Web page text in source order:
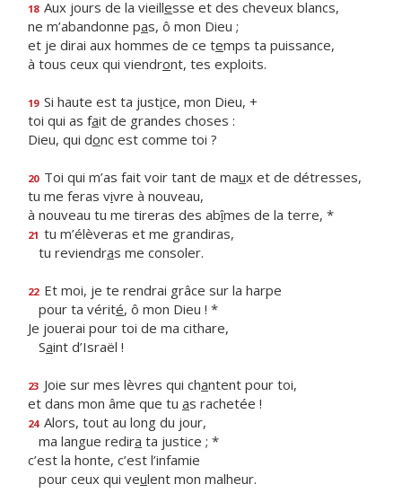
18 Aux jours de la vieillesse et des cheveux blancs,
ne m’abandonne pas, ô mon Dieu ;
et je dirai aux hommes de ce temps ta puissance,
à tous ceux qui viendront, tes exploits.
19 Si haute est ta justice, mon Dieu, +
toi qui as fait de grandes choses :
Dieu, qui donc est comme toi ?
20 Toi qui m’as fait voir tant de maux et de détresses,
tu me feras vivre à nouveau,
à nouveau tu me tireras des abîmes de la terre, *
21 tu m’élèveras et me grandiras,
tu reviendras me consoler.
22 Et moi, je te rendrai grâce sur la harpe
pour ta vérité, ô mon Dieu ! *
Je jouerai pour toi de ma cithare,
Saint d’Israël !
23 Joie sur mes lèvres qui chantent pour toi,
et dans mon âme que tu as rachetée !
24 Alors, tout au long du jour,
ma langue redira ta justice ; *
c’est la honte, c’est l’infamie
pour ceux qui veulent mon malheur.